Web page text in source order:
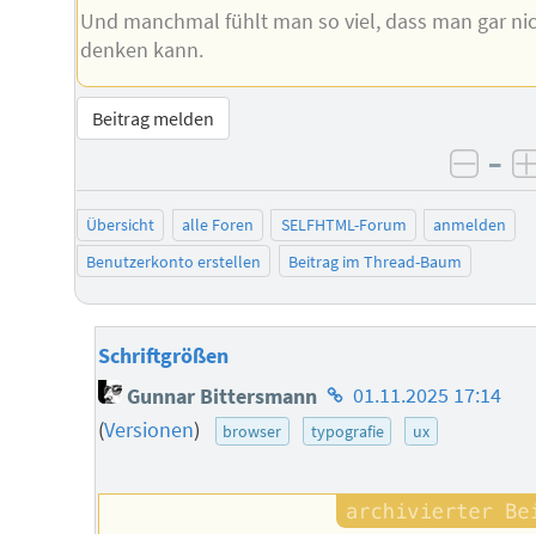
Und manchmal fühlt man so viel, dass man gar
denken kann.
Beitrag melden
–
Übersicht alle Foren SELFHTML-Forum
anmelden
Benutzerkonto erstellen
Beitrag im Thread-Baum
Schriftgrößen
Gunnar Bittersmann Homepage
des
01.11.2025 17:14
(Versionen) browser typografie ux